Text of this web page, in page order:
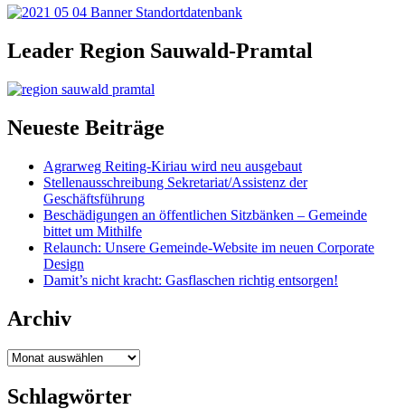
Leader Region Sauwald-Pramtal
Neueste Beiträge
Agrarweg Reiting-Kiriau wird neu ausgebaut
Stellenausschreibung Sekretariat/Assistenz der
Geschäftsführung
Beschädigungen an öffentlichen Sitzbänken – Gemeinde
bittet um Mithilfe
Relaunch: Unsere Gemeinde-Website im neuen Corporate
Design
Damit’s nicht kracht: Gasflaschen richtig entsorgen!
Archiv
Archiv
Schlagwörter